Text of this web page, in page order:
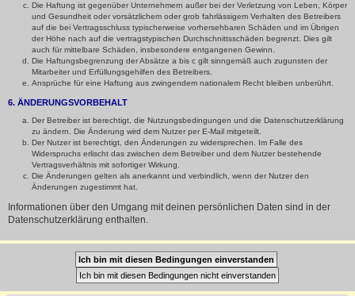
Die Haftung ist gegenüber Unternehmern außer bei der Verletzung von Leben, Körper
und Gesundheit oder vorsätzlichem oder grob fahrlässigem Verhalten des Betreibers
auf die bei Vertragsschluss typischerweise vorhersehbaren Schäden und im Übrigen
der Höhe nach auf die vertragstypischen Durchschnittsschäden begrenzt. Dies gilt
auch für mittelbare Schäden, insbesondere entgangenen Gewinn.
Die Haftungsbegrenzung der Absätze a bis c gilt sinngemäß auch zugunsten der
Mitarbeiter und Erfüllungsgehilfen des Betreibers.
Ansprüche für eine Haftung aus zwingendem nationalem Recht bleiben unberührt.
6. ÄNDERUNGSVORBEHALT
Der Betreiber ist berechtigt, die Nutzungsbedingungen und die Datenschutzerklärung
zu ändern. Die Änderung wird dem Nutzer per E-Mail mitgeteilt.
Der Nutzer ist berechtigt, den Änderungen zu widersprechen. Im Falle des
Widerspruchs erlischt das zwischen dem Betreiber und dem Nutzer bestehende
Vertragsverhältnis mit sofortiger Wirkung.
Die Änderungen gelten als anerkannt und verbindlich, wenn der Nutzer den
Änderungen zugestimmt hat.
Informationen über den Umgang mit deinen persönlichen Daten sind in der
Datenschutzerklärung enthalten.